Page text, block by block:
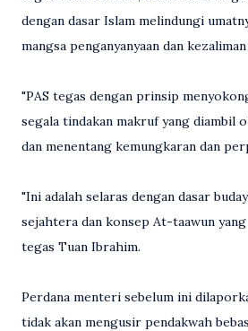
dengan dasar Islam melindungi
mangsa penganyanyaan dan
"PAS tegas dengan prinsip
segala tindakan makruf yang diambil
dan menentang kemungkaran dan
"Ini adalah selaras dengan dasar
sejahtera dan konsep At-taawun
tegas Tuan Ibrahim.
Perdana menteri sebelum ini
tidak akan mengusir pendakwah